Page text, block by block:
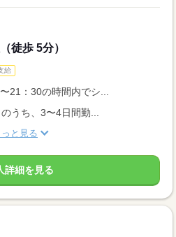
徒歩 5分）
給
21：30の時間内でシ...
うち、3〜4日間勤...
っと見る
詳細を見る